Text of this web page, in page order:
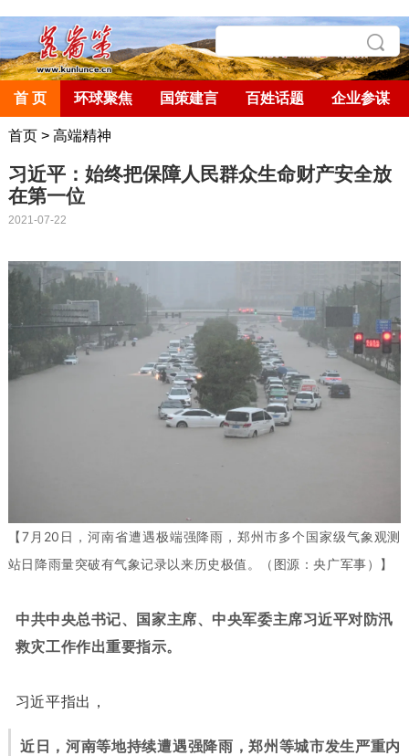
首 页 环球聚焦 国策建言 百姓话题 企业参谋
首页> 高端精神
习近平：始终把保障人民群众生命财产安全放
在第一位
2021-07-22
【7月20日，河南省遭遇极端强降雨，郑州市多个国家级气象观测
站日降雨量突破有气象记录以来历史极值。（图源：央广军事）】
中共中央总书记、国家主席、中央军委主席习近平对防汛
救灾工作作出重要指示。
习近平指出，
近日，河南等地持续遭遇强降雨，郑州等城市发生严重内